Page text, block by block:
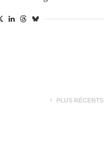
PLUS RÉCENTS